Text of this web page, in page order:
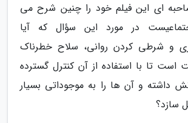
ای این فیلم خود را چنین شرح می
در مورد این سؤال که آیا
و شرطی کردن روانی، سلاح خطرناک
است تا با استفاده از آن کنترل گسترده
داشته و آن ها را به موجوداتی بسیار
سازد؟